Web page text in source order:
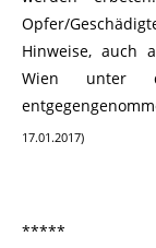
Opfer/
Hinweise, auch
Wien unter
17.01.2017)
*****